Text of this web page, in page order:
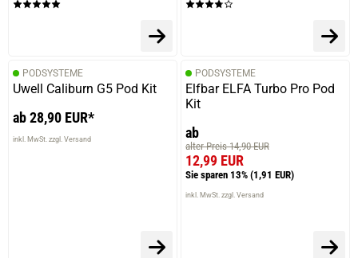
PODSYSTEME
Uwell Caliburn G5 Pod Kit
ab 28,90 EUR*
inkl. MwSt. zzgl. Versand
PODSYSTEME
Elfbar ELFA Turbo Pro Pod
Kit
ab
alter Preis 14,90 EUR
12,99 EUR
Sie sparen 13% (1,91 EUR)
inkl. MwSt. zzgl. Versand